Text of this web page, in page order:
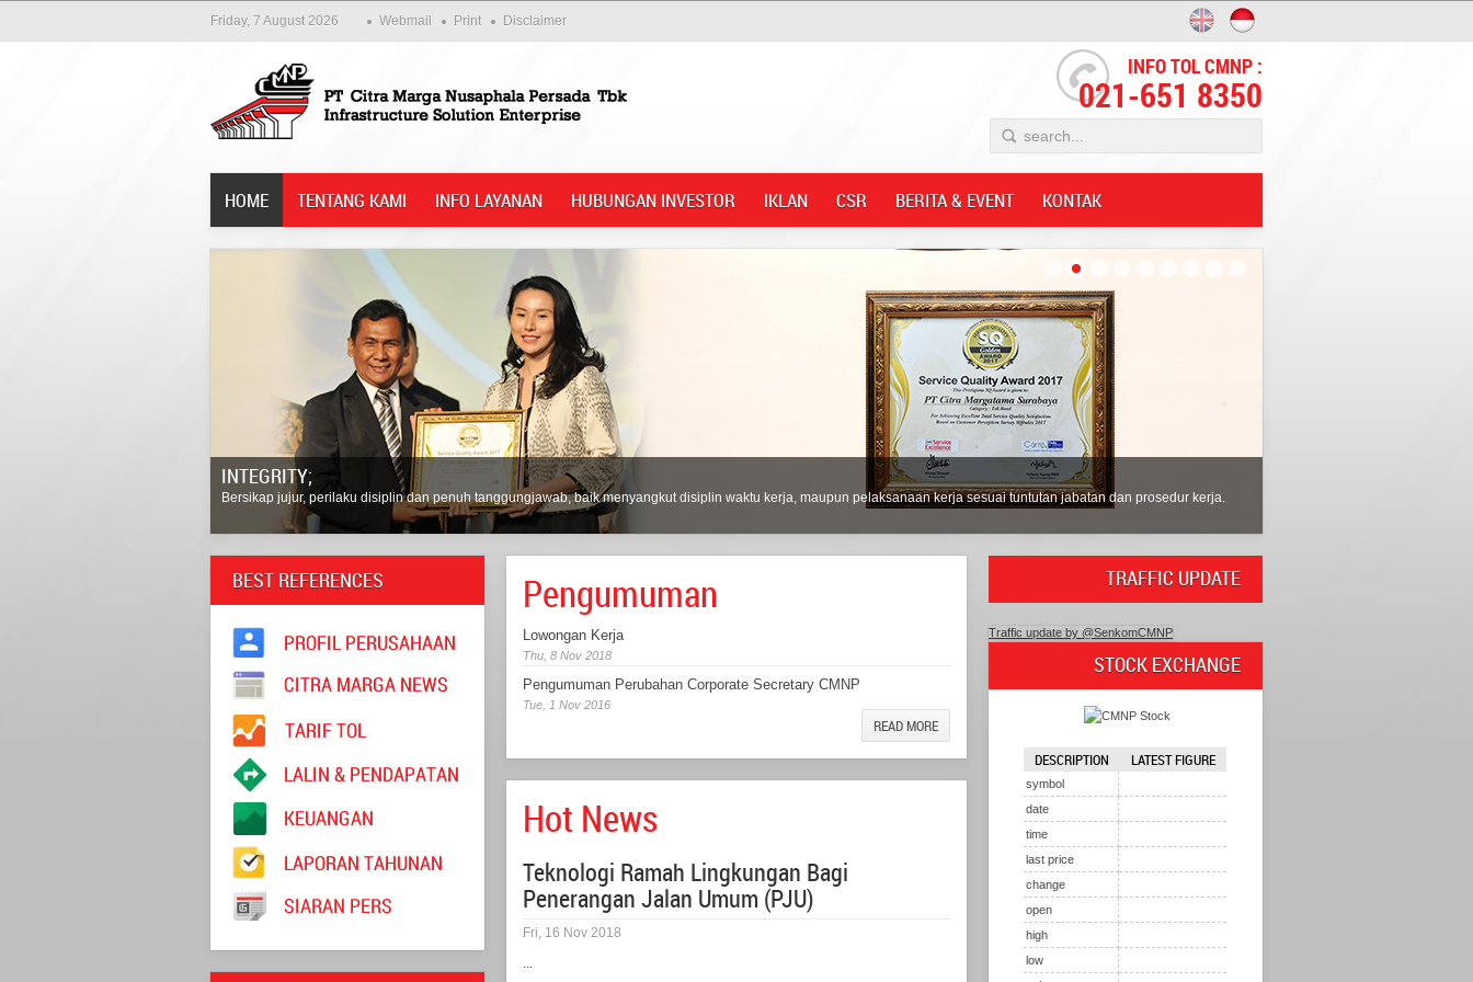
Friday, 7 August 2026 Webmail Print Disclaimer
INFO TOL CMNP :
021-651 8350
HOME TENTANG KAMI INFO LAYANAN HUBUNGAN INVESTOR IKLAN CSR BERITA & EVENT KONTAK
Integrity;
Bersikap jujur, perilaku disiplin dan penuh tanggungjawab, baik menyangkut disiplin waktu kerja, maupun pelaksanaan kerja sesuai tuntutan jabatan dan prosedur kerja.
BEST REFERENCES Pengumuman
Lowongan Kerja
Thu, 8 Nov 2018
Pengumuman Perubahan Corporate Secretary CMNP
Tue, 1 Nov 2016
READ MORE
Hot News
Teknologi Ramah Lingkungan Bagi
Penerangan Jalan Umum (PJU)
Fri, 16 Nov 2018
...
TRAFFIC UPDATE
Traffic update by @SenkomCMNP
STOCK EXCHANGE
DESCRIPTION LATEST FIGURE
symbol
date
time
last price
change
open
high
low